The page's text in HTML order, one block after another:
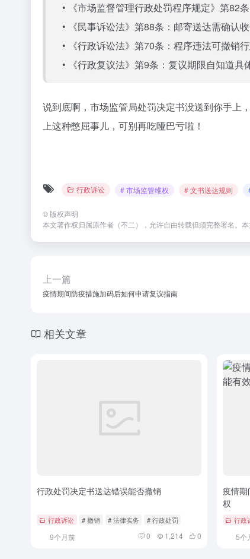
• 《市场监督管理行政处罚程序规定》第82
• 《民事诉讼法》第88条：邮寄送达需确认
• 《行政诉讼法》第70条：程序违法可撤销
• 《行政复议法》第9条：复议期限自知道具
说到底啊，市场监管局处罚决定书没送到你手上
上这种憋屈事儿，可别再吃哑巴亏啦！
行政诉讼 # 市场监管维权 # 文书送达规则
© 版权声明
本文著作权归属原作者（不二），允许自由转载但须完整署名。
上一篇
疫情期间防疫措施加码后如何申请复议指南
相关文章
行政处罚决定书送达错误能否撤销
行政诉讼 # 撤销 # 法律实务 # 行政处罚
9个月前 0 1,214 0
疫情
权
行政
5个